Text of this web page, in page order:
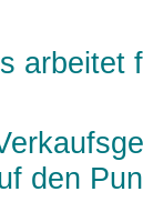
arbeitet
den